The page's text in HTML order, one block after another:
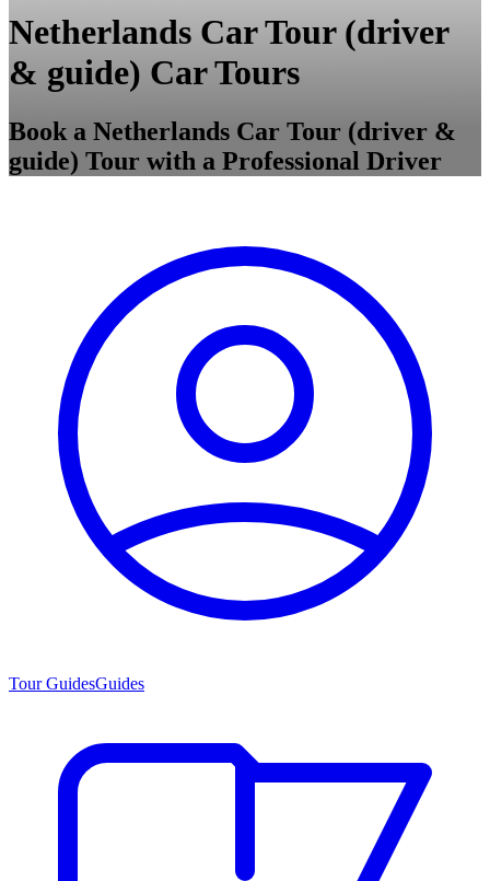
Netherlands Car Tour (driver
& guide) Car Tours
Book a Netherlands Car Tour (driver &
guide) Tour with a Professional Driver
Tour GuidesGuides